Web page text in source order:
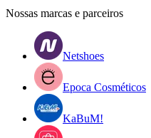
Nossas marcas e parceiros
Netshoes
Epoca Cosméticos
KaBuM!